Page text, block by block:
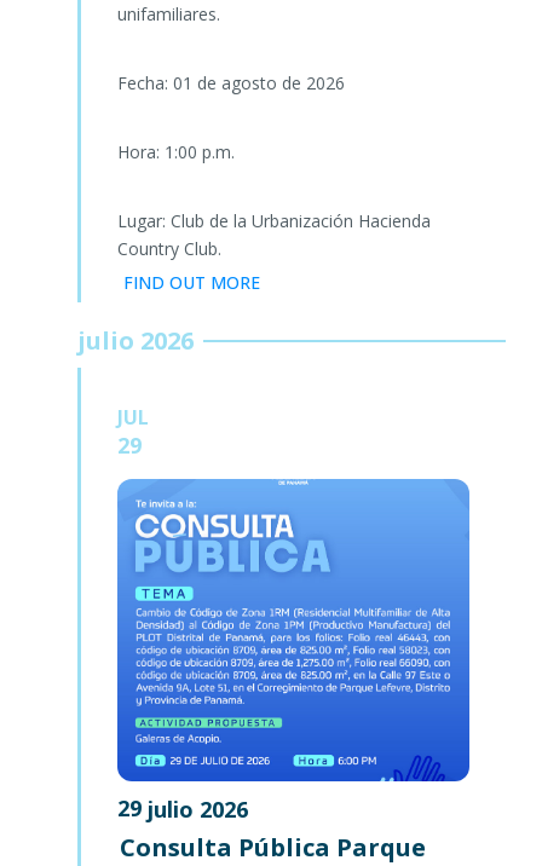
unifamiliares.
Fecha: 01 de agosto de 2026
Hora: 1:00 p.m.
Lugar: Club de la Urbanización Hacienda
Country Club.
FIND OUT MORE
julio 2026
JUL
29
29 julio 2026
Consulta Pública Parque